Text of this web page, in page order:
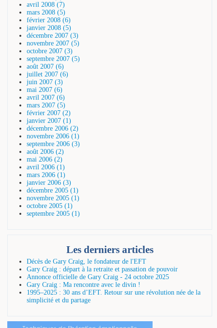
avril 2008 (7)
mars 2008 (5)
février 2008 (6)
janvier 2008 (5)
décembre 2007 (3)
novembre 2007 (5)
octobre 2007 (3)
septembre 2007 (5)
août 2007 (6)
juillet 2007 (6)
juin 2007 (3)
mai 2007 (6)
avril 2007 (6)
mars 2007 (5)
février 2007 (2)
janvier 2007 (1)
décembre 2006 (2)
novembre 2006 (1)
septembre 2006 (3)
août 2006 (2)
mai 2006 (2)
avril 2006 (1)
mars 2006 (1)
janvier 2006 (3)
décembre 2005 (1)
novembre 2005 (1)
octobre 2005 (1)
septembre 2005 (1)
Les derniers articles
Décès de Gary Craig, le fondateur de l'EFT
Gary Craig : départ à la retraite et passation de pouvoir
Annonce officielle de Gary Craig - 24 octobre 2025
Gary Craig : Ma rencontre avec le divin !
1995–2025 : 30 ans d’EFT. Retour sur une révolution née de la
simplicité et du partage